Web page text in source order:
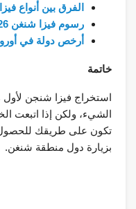
الفرق بين أنواع
رسوم فيزا شنغن 2026 بالريال السعودي
أرخص دولة في
خاتمة
استخراج فيزا شنجن
الشيء، ولكن إذا اتبعت
تكون على طريقك
بزيارة دول منطقة شنغن.